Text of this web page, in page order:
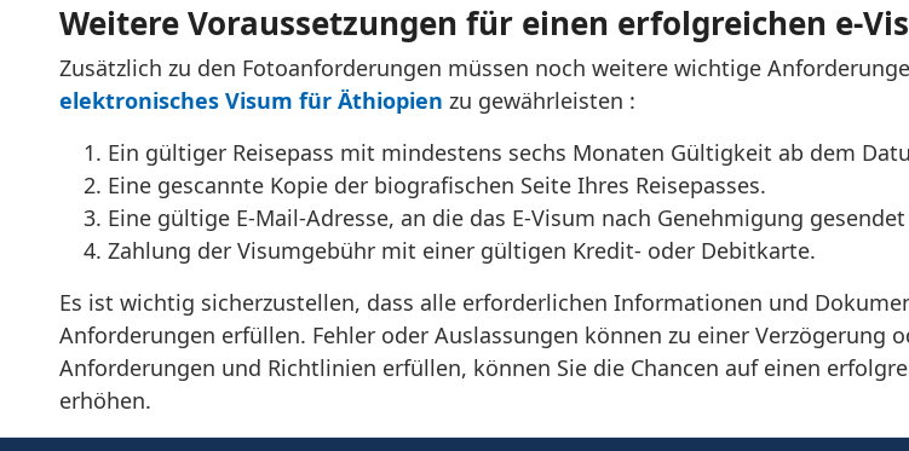
Weitere Voraussetzungen für einen erfolgreichen e-
Zusätzlich zu den Fotoanforderungen müssen noch weitere wichtige
elektronisches Visum für Äthiopien zu gewährleisten :
Ein gültiger Reisepass mit mindestens sechs Monaten Gültigkeit ab dem
Eine gescannte Kopie der biografischen Seite Ihres Reisepasses.
Eine gültige E-Mail-Adresse, an die das E-Visum nach Genehmigung
Zahlung der Visumgebühr mit einer gültigen Kredit- oder Debitkarte.
Es ist wichtig sicherzustellen, dass alle erforderlichen Informationen und
Anforderungen erfüllen. Fehler oder Auslassungen können zu einer Verzögerung
Anforderungen und Richtlinien erfüllen, können Sie die Chancen auf einen
erhöhen.